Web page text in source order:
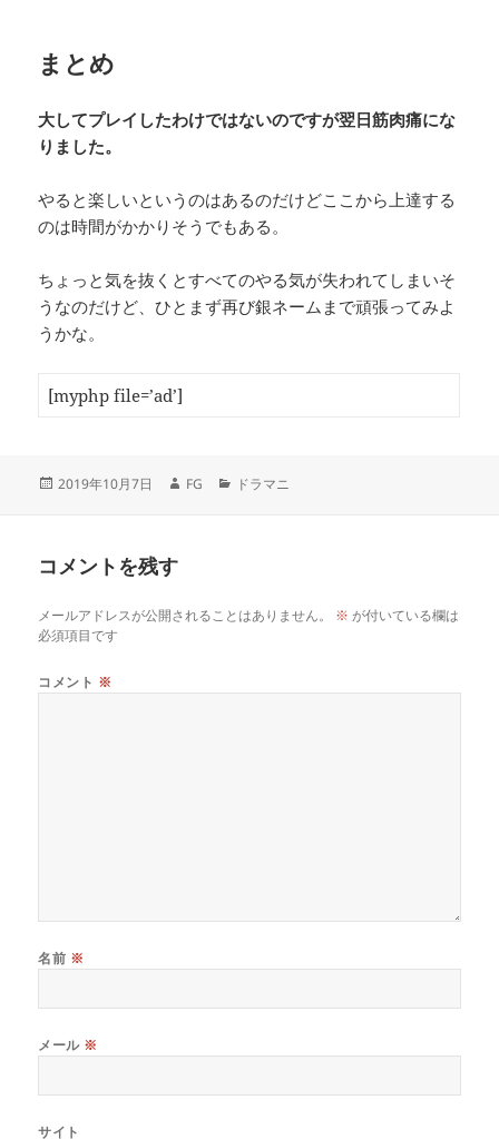
まとめ
大してプレイしたわけではないのですが翌日筋肉痛にな
りました。
やると楽しいというのはあるのだけどここから上達する
のは時間がかかりそうでもある。
ちょっと気を抜くとすべてのやる気が失われてしまいそ
うなのだけど、ひとまず再び銀ネームまで頑張ってみよ
うかな。
[myphp file=’ad’]
投
2019年10月7日
作
FG
カ
ドラマニ
コメントを残す
メールアドレスが公開されることはありません。 ※ が付いている欄は
必須項目です
コメント ※
名前 ※
メール ※
サイト